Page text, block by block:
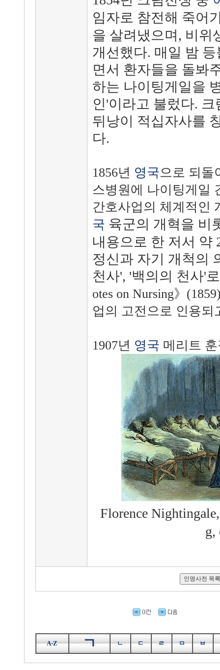
임자로 참전해 죽어
을 살려냈으며, 비위
개선했다. 매일 밤
면서 환자들을 돌봐
하는 나이팅게일을
인'이라고 불렀다.
뒤낭이 적십자사를
다.
1856년 영국으로 되돌
스병원에 나이팅게일
간호사업의 체계적인
국 육군의 개혁을 비
내용으로 한 저서 약
정신과 자기 개척의
천사', '백의의 천사'
otes on Nursing》
업의 고전으로 인용되
1907년 영국 메리트
Florence
g,
A-Z ㄱ ㄴ ㄷ ㄹ ㅁ ㅂ